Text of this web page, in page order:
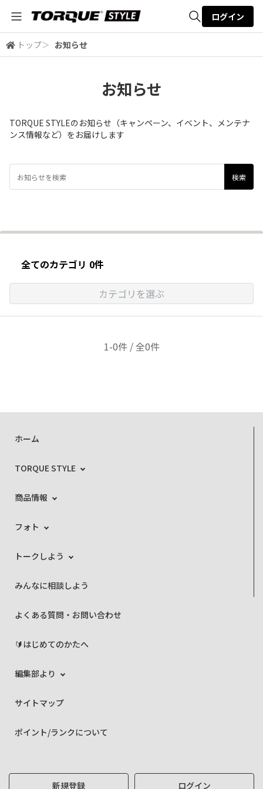
全体検索
ログイン
トップ＞ お知らせ
お知らせ
TORQUE STYLEのお知らせ（キャンペーン、イベント、メンテナ
ンス情報など）をお届けします
全てのカテゴリ 0件
カテゴリを選ぶ
1-0件 / 全0件
ホーム
TORQUE STYLE
商品情報
フォト
トークしよう
みんなに相談しよう
よくある質問・お問い合わせ
🔰はじめてのかたへ
編集部より
サイトマップ
ポイント/ランクについて
新規登録 ログイン